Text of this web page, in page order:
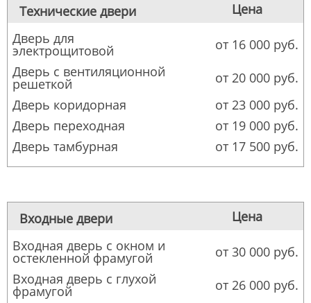
Технические двери
Цена
Дверь для
электрощитовой
от 16 000 руб.
Дверь с вентиляционной
решеткой
от 20 000 руб.
Дверь коридорная
от 23 000 руб.
Дверь переходная
от 19 000 руб.
Дверь тамбурная
от 17 500 руб.
Входные двери
Цена
Входная дверь с окном и
остекленной фрамугой
от 30 000 руб.
Входная дверь с глухой
фрамугой
от 26 000 руб.